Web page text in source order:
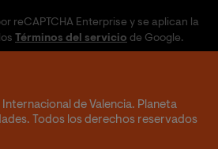
reCAPTCHA Enterprise y se aplican la
Términos del servicio de Google.
de Valencia. Planeta
Todos los derechos reservados